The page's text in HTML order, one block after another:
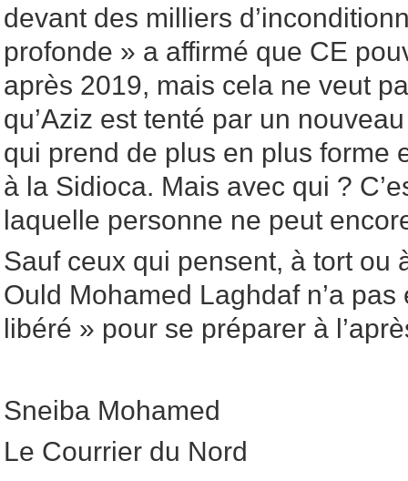
devant des milliers
profonde » a affirmé que CE
après 2019, mais cela ne veut
qu’Aziz est tenté par un
qui prend de plus en plus forme
à la Sidioca. Mais avec qui ?
laquelle personne ne peut
Sauf ceux qui pensent, à tort ou
Ould Mohamed Laghdaf n’a
libéré » pour se préparer à
Sneiba Mohamed
Le Courrier du Nord